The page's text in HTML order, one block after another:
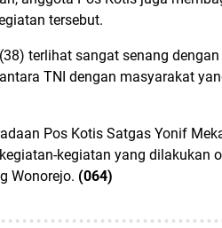
tersebut.
terlihat sangat senang
TNI dengan masyarakat
Pos Kotis Satgas Yonif
kegiatan yang dilakukan
Wonorejo. (064)